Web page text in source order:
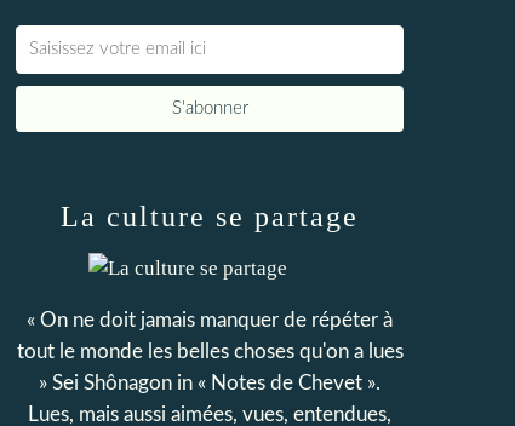
La culture se partage
« On ne doit jamais manquer de répéter à
tout le monde les belles choses qu'on a lues
» Sei Shônagon in « Notes de Chevet ».
Lues, mais aussi aimées, vues, entendues,